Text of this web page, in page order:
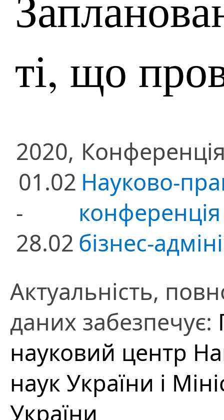
ті, що
2020,
01.02
-
28.02
Науково-
бізнес-
Актуальність,
даних забезпечує:
науковий центр
наук України і
України